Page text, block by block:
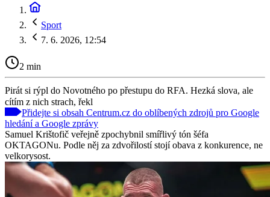
Sport
7. 6. 2026, 12:54
2 min
Pirát si rýpl do Novotného po přestupu do RFA. Hezká slova, ale
cítím z nich strach, řekl
Přidejte si obsah Centrum.cz do oblíbených zdrojů pro Google
hledání a Google zprávy
Samuel Krištofič veřejně zpochybnil smířlivý tón šéfa
OKTAGONu. Podle něj za zdvořilostí stojí obava z konkurence, ne
velkorysost.